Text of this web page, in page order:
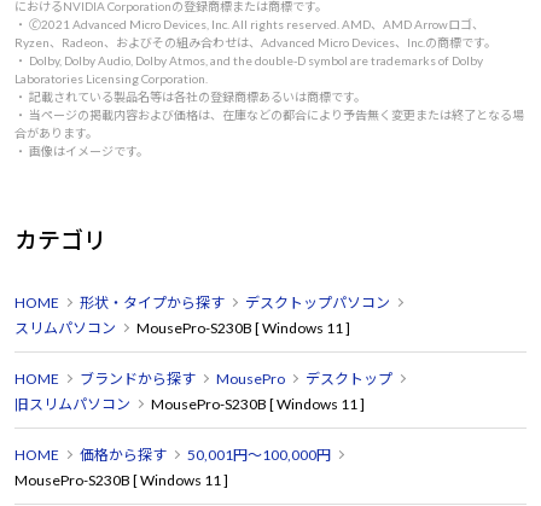
におけるNVIDIA Corporationの登録商標または商標です。
・ 🄫2021 Advanced Micro Devices, Inc. All rights reserved. AMD、AMD Arrowロゴ、
Ryzen、Radeon、およびその組み合わせは、Advanced Micro Devices、Inc.の商標です。
・ Dolby, Dolby Audio, Dolby Atmos, and the double-D symbol are trademarks of Dolby
Laboratories Licensing Corporation.
・ 記載されている製品名等は各社の登録商標あるいは商標です。
・ 当ページの掲載内容および価格は、在庫などの都合により予告無く変更または終了となる場
合があります。
・ 画像はイメージです。
カテゴリ
HOME 形状・タイプから探す
デスクトップパソコン
スリムパソコン
MousePro-S230B [ Windows 11 ]
HOME ブランドから探す MousePro
デスクトップ
旧スリムパソコン
MousePro-S230B [ Windows 11 ]
HOME 価格から探す
50,001円～100,000円
MousePro-S230B [ Windows 11 ]